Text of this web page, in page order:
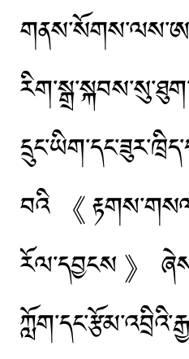
བའི《
རོལ་དབྱངས》